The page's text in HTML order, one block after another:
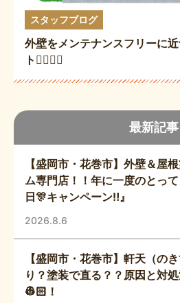
最新記事
【盛岡市・花巻市】外壁＆屋
ム専門店！！年に一度のとっ
日🎊キャンペーン‼️』
2026.8.6
【盛岡市・花巻市】軒天（の
り？塗装で直る？？原因と対
👷🏻！
スタッフブログ
外壁をメンテナンスフリーに
ト🙆🏻‍♀️✨